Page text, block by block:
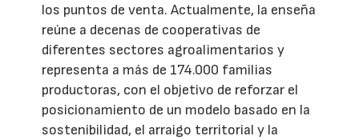
los puntos de venta. Actualmente, la enseña
reúne a decenas de cooperativas de
diferentes sectores agroalimentarios y
representa a más de 174.000 familias
productoras, con el objetivo de reforzar el
posicionamiento de un modelo basado en la
sostenibilidad, el arraigo territorial y la